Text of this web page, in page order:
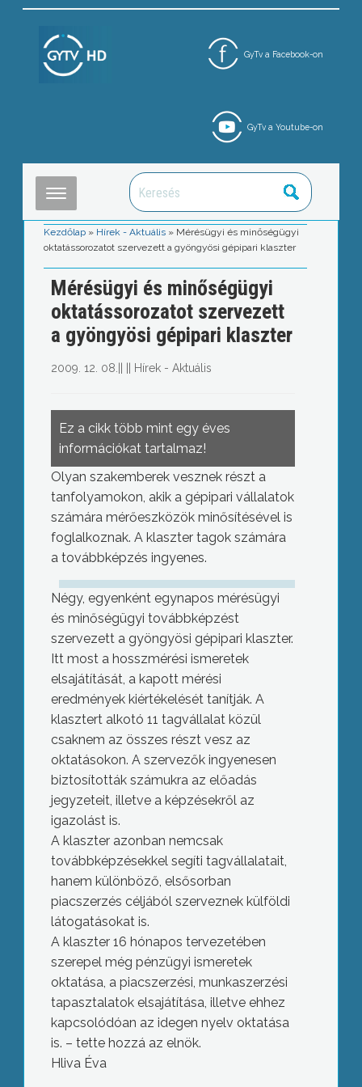
GyTv a Facebook-on
GyTv a Youtube-on
Kezdőlap » Hírek - Aktuális » Mérésügyi és minőségügyi
oktatássorozatot szervezett a gyöngyösi gépipari klaszter
Mérésügyi és minőségügyi
oktatássorozatot szervezett
a gyöngyösi gépipari klaszter
2009. 12. 08. Hírek - Aktuális
Ez a cikk több mint egy éves
információkat tartalmaz!
Olyan szakemberek vesznek részt a
tanfolyamokon, akik a gépipari vállalatok
számára mérőeszközök minősítésével is
foglalkoznak. A klaszter tagok számára
a továbbképzés ingyenes.
Négy, egyenként egynapos mérésügyi
és minőségügyi továbbképzést
szervezett a gyöngyösi gépipari klaszter.
Itt most a hosszmérési ismeretek
elsajátítását, a kapott mérési
eredmények kiértékelését tanítják. A
klasztert alkotó 11 tagvállalat közül
csaknem az összes részt vesz az
oktatásokon. A szervezők ingyenesen
biztosították számukra az előadás
jegyzeteit, illetve a képzésekről az
igazolást is.
A klaszter azonban nemcsak
továbbképzésekkel segíti tagvállalatait,
hanem különböző, elsősorban
piacszerzés céljából szerveznek külföldi
látogatásokat is.
A klaszter 16 hónapos tervezetében
szerepel még pénzügyi ismeretek
oktatása, a piacszerzési, munkaszerzési
tapasztalatok elsajátítása, illetve ehhez
kapcsolódóan az idegen nyelv oktatása
is. – tette hozzá az elnök.
Hliva Éva